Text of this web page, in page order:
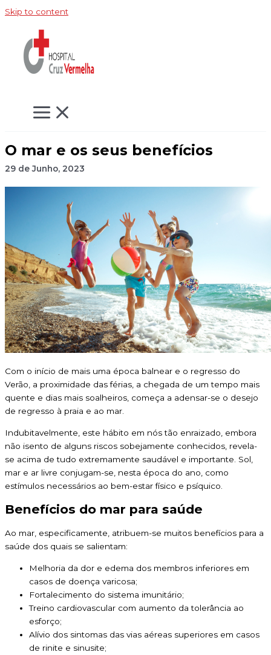
Skip to content
O mar e os seus benefícios
29 de Junho, 2023
Com o início de mais uma época balnear e o regresso do
Verão, a proximidade das férias, a chegada de um tempo mais
quente e dias mais soalheiros, começa a adensar-se o desejo
de regresso à praia e ao mar.
Indubitavelmente, este hábito em nós tão enraizado, embora
não isento de alguns riscos sobejamente conhecidos, revela-
se acima de tudo extremamente saudável e importante. Sol,
mar e ar livre conjugam-se, nesta época do ano, como
estímulos necessários ao bem-estar físico e psíquico.
Benefícios do mar para saúde
Ao mar, especificamente, atribuem-se muitos benefícios para a
saúde dos quais se salientam:
Melhoria da dor e edema dos membros inferiores em
casos de doença varicosa;
Fortalecimento do sistema imunitário;
Treino cardiovascular com aumento da tolerância ao
esforço;
Alívio dos sintomas das vias aéreas superiores em casos
de rinite e sinusite;